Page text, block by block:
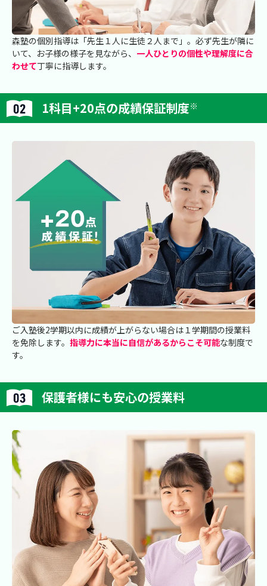
森塾の個別指導は「先生１人に生徒２人まで」。必ず先生が隣に
いて、お子様の様子を見ながら、 一人ひとりの個性や理解度に合
わせて丁寧に指導します。
1科目+20点の成績保証制度※
ご入塾後2学期以内に成績が上がらない場合は１学期間の授業料
を免除します。 指導力に本当に自信があるからこそ可能な制度で
す。
保護者様にも安心の授業料